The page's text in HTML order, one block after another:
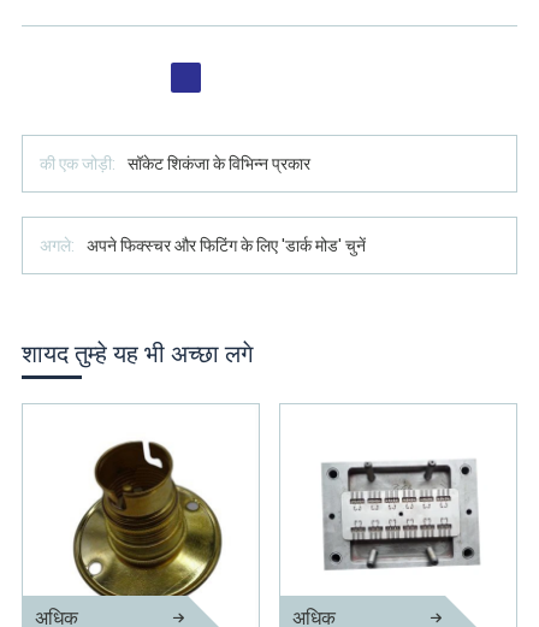
की एक जोड़ी: सॉकेट शिकंजा के विभिन्न प्रकार
अगले: अपने फिक्स्चर और फिटिंग के लिए 'डार्क मोड' चुनें
शायद तुम्हे यह भी अच्छा लगे
अधिक
अधिक